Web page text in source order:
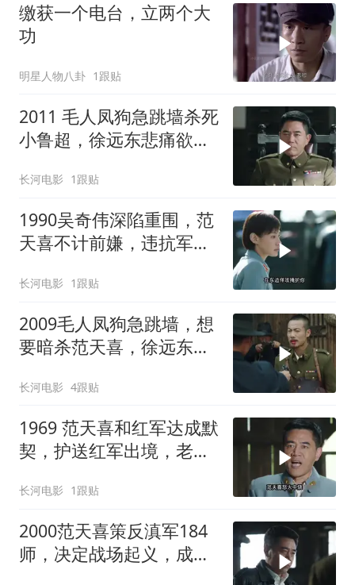
缴获一个电台，立两个大
功
明星人物八卦 1跟贴
2011 毛人凤狗急跳墙杀死
小鲁超，徐远东悲痛欲
长河电影 1跟贴
1990吴奇伟深陷重围，范
天喜不计前嫌，违抗军令
长河电影 1跟贴
2009毛人凤狗急跳墙，想
要暗杀范天喜，徐远东硬
长河电影 4跟贴
1969 范天喜和红军达成默
契，护送红军出境，老蒋
长河电影 1跟贴
2000范天喜策反滇军184
师，决定战场起义，成为